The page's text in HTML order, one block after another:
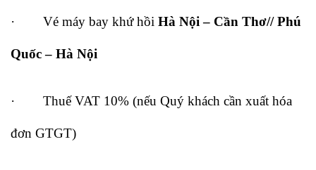
· Vé máy bay khứ hồi Hà Nội – Cần Thơ// Phú
Quốc – Hà Nội
· Thuế VAT 10% (nếu Quý khách cần xuất hóa
đơn GTGT)